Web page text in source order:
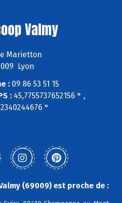
Valmy
Marietton
Lyon
: 09 86 53 51 15
:45,7755737652156 ° ,
°
(69009) est proche de :